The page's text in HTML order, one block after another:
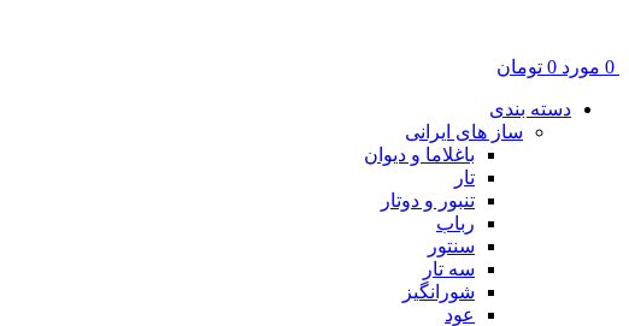
0 مورد 0 تومان
دسته بندی
ساز های ایرانی
باغلاما و دیوان
تار
تنبور و دوتار
رباب
سنتور
سه تار
شورانگیز
عود